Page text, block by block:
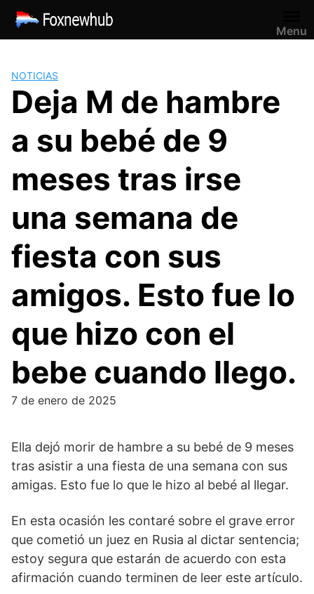
Saltar
contenido
Menu
NOTICIAS
Deja M de hambre
a su bebé de 9
meses tras irse
una semana de
fiesta con sus
amigos. Esto fue lo
que hizo con el
bebe cuando llego.
7 de enero de 2025
Ella dejó morir de hambre a su bebé de 9 meses
tras asistir a una fiesta de una semana con sus
amigas. Esto fue lo que le hizo al bebé al llegar.
En esta ocasión les contaré sobre el grave error
que cometió un juez en Rusia al dictar sentencia;
estoy segura que estarán de acuerdo con esta
afirmación cuando terminen de leer este artículo.